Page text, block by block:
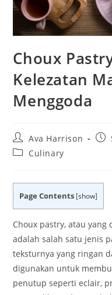
Choux
Kelezatan
Menggoda
Post
author:
Ava Harrison
PostCulinary
Page Contents [show]
Choux pastry, atau yang
adalah salah satu jenis
teksturnya yang ringan
digunakan untuk
penutup seperti eclair,